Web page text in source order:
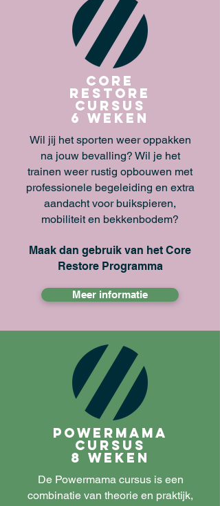
Core
restore
cursus
6 weken
Wil jij het sporten weer oppakken
na jouw bevalling? Wil je het
trainen weer rustig opbouwen met
professionele begeleiding en extra
aandacht voor buikspieren,
mobiliteit en bekkenbodem?
Maak dan gebruik van het Core
Restore Programma
Meer informatie
PowerMama
Cursus
8 weken
De Powermama cursus is een
combinatie van theorie en praktijk,